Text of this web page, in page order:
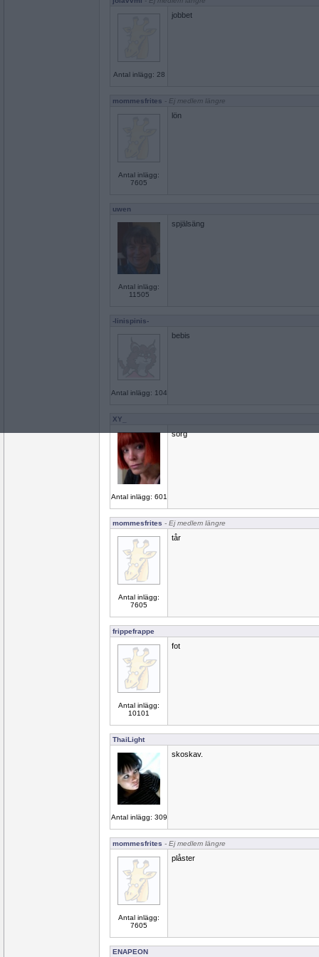
Antal inlägg: 28
jobbet
mommesfrites - Ej medlem längre
Antal inlägg:
7605
lön
uwen
Antal inlägg:
11505
spjälsäng
-linispinis-
Antal inlägg: 104
bebis
XY_
Antal inlägg: 601
sorg
mommesfrites - Ej medlem längre
Antal inlägg:
7605
tår
frippefrappe
Antal inlägg:
10101
fot
ThaiLight
Antal inlägg: 309
skoskav.
mommesfrites - Ej medlem längre
Antal inlägg:
7605
plåster
ENAPEON